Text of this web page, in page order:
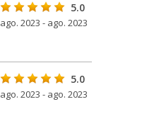
5.0
ago. 2023 - ago. 2023
5.0
ago. 2023 - ago. 2023